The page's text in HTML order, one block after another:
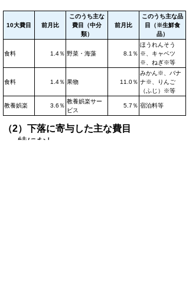
10大費目 前月比
このうち主な
費目（中分
類）
前月比
このうち主な品
目（※生鮮食
品）
食料 1.4％ 野菜・海藻 8.1％
ほうれんそう
※、キャベツ
※、ねぎ※等
食料 1.4％ 果物 11.0％
みかん※、バナ
ナ※、りんご
（ふじ）※等
教養娯楽 3.6％
教養娯楽サー
ビス
5.7％ 宿泊料等
（2）下落に寄与した主な費目
特になし